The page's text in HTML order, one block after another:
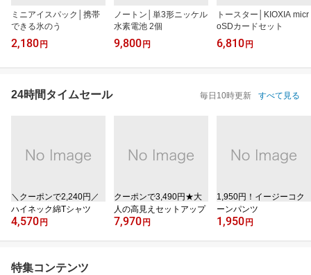
ミニアイスパック│携帯
できる氷のう
2,180 円
ノートン│単3形ニッケル
水素電池 2個
9,800 円
トースター│KIOXIA micr
oSDカードセット
6,810 円
24時間タイムセール 毎日10時更新 すべて見る
＼クーポンで2,240円／
ハイネック綿Tシャツ
4,570 円
クーポンで3,490円★大
人の高見えセットアップ
7,970 円
1,950円！イージーコク
ーンパンツ
1,950 円
特集コンテンツ